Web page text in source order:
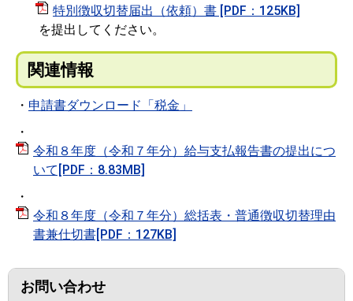
特別徴収切替届出（依頼）書 [PDF：125KB]
を提出してください。
関連情報
・ 申請書ダウンロード「税金」
・
令和８年度（令和７年分）給与支払報告書の提出につ
いて[PDF：8.83MB]
・
令和８年度（令和７年分）総括表・普通徴収切替理由
書兼仕切書[PDF：127KB]
お問い合わせ